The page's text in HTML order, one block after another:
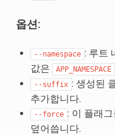
옵션:
--namespace : 루트
값은
APP_NAMESPACE
--suffix : 생성된
추가합니다.
--force : 이 플래
덮어씁니다.